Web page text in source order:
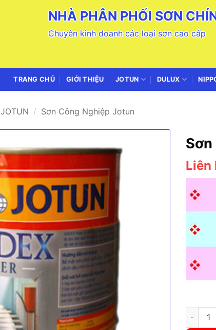
NHÀ PHÂN PHỐI SƠN
Chuyên kinh doanh các loại sơn cao cấp
TRANG CHỦ GIỚI THIỆU JOTUN DULUX
JOTUN / Sơn Công Nghiệp Jotun
Sơn
Liên
Sơn lót